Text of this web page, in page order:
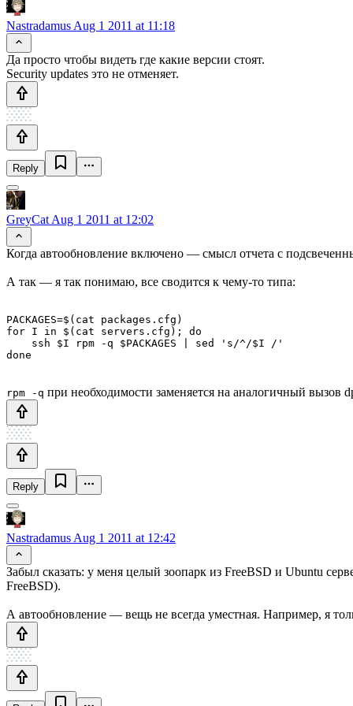
Nastradamus Aug 1 2011 at 11:18
Да просто чтобы видеть где какие версии стоят.
Security updates это не отменяет.
Reply
GreyCat Aug 1 2011 at 12:02
Когда автообновление включено — смысл отчета с
А так — я так понимаю, все сводится к чему-то типа:
PACKAGES=$(cat packages.cfg)
for I in $(cat servers.cfg); do
    ssh $I rpm -q $PACKAGES | sed 's/^/$I /'
rpm -q при необходимости заменяется на аналогичный вызов
Reply
Nastradamus Aug 1 2011 at 12:42
Забыл сказать: у меня целый зоопарк из FreeBSD и Ubuntu
FreeBSD).
А автообновление — вещь не всегда уместная. Например, я